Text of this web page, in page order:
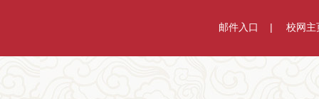
邮件入口 校网主